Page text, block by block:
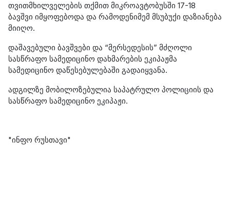
თვითმხილველების თქმით მიკროავტობუსში 17-18
ბავშვი იმყოფებოდა და რამოდენიმემ მსუბუქი დაზიანება
მიიღო.
დაშავებული ბავშვები და “მერსედესის” მძღოლი
სასწრაფო სამედიცინო დახმარების ეკიპაჟმა
სამედიცინო დაწესებულებაში გადაიყვანა.
ადგილზე მობილოზებულია საპატრულო პოლიციის და
სასწრაფო სამედიცინო ეკიპაჟი.
"ინფო რუსთავი"